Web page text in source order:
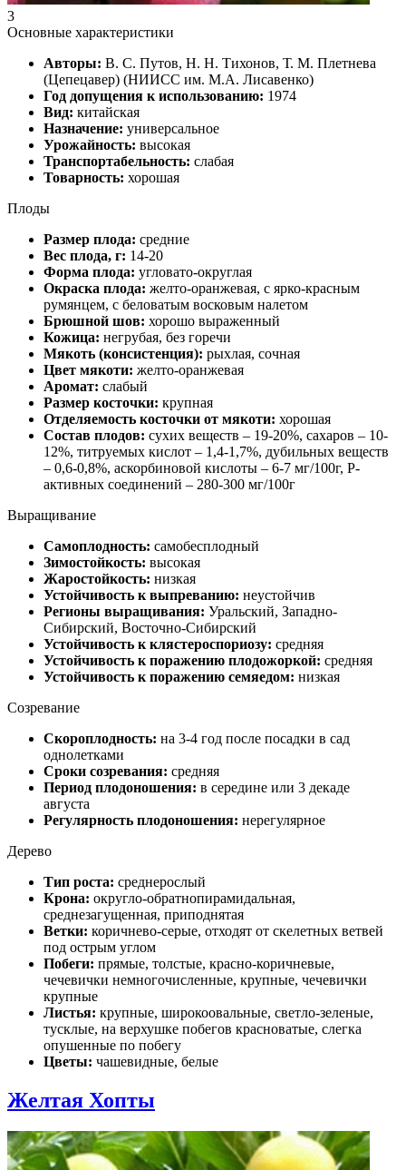
3
Основные характеристики
Авторы: В. С. Путов, Н. Н. Тихонов, Т. М. Плетнева
(Цепецавер) (НИИСС им. М.А. Лисавенко)
Год допущения к использованию: 1974
Вид: китайская
Назначение: универсальное
Урожайность: высокая
Транспортабельность: слабая
Товарность: хорошая
Плоды
Размер плода: средние
Вес плода, г: 14-20
Форма плода: угловато-округлая
Окраска плода: желто-оранжевая, с ярко-красным
румянцем, с беловатым восковым налетом
Брюшной шов: хорошо выраженный
Кожица: негрубая, без горечи
Мякоть (консистенция): рыхлая, сочная
Цвет мякоти: желто-оранжевая
Аромат: слабый
Размер косточки: крупная
Отделяемость косточки от мякоти: хорошая
Состав плодов: сухих веществ – 19-20%, сахаров – 10-
12%, титруемых кислот – 1,4-1,7%, дубильных веществ
– 0,6-0,8%, аскорбиновой кислоты – 6-7 мг/100г, Р-
активных соединений – 280-300 мг/100г
Выращивание
Самоплодность: самобесплодный
Зимостойкость: высокая
Жаростойкость: низкая
Устойчивость к выпреванию: неустойчив
Регионы выращивания: Уральский, Западно-
Сибирский, Восточно-Сибирский
Устойчивость к клястероспориозу: средняя
Устойчивость к поражению плодожоркой: средняя
Устойчивость к поражению семяедом: низкая
Созревание
Скороплодность: на 3-4 год после посадки в сад
однолетками
Сроки созревания: средняя
Период плодоношения: в середине или 3 декаде
августа
Регулярность плодоношения: нерегулярное
Дерево
Тип роста: среднерослый
Крона: округло-обратнопирамидальная,
среднезагущенная, приподнятая
Ветки: коричнево-серые, отходят от скелетных ветвей
под острым углом
Побеги: прямые, толстые, красно-коричневые,
чечевички немногочисленные, крупные, чечевички
крупные
Листья: крупные, широкоовальные, светло-зеленые,
тусклые, на верхушке побегов красноватые, слегка
опушенные по побегу
Цветы: чашевидные, белые
Желтая Хопты